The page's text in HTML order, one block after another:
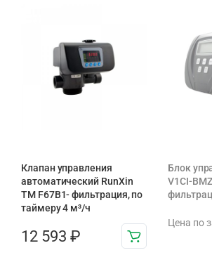
Клапан управления
автоматический RunXin
TM F67В1- фильтрация, по
таймеру 4 м³/ч
12 593 ₽
Блок
V1CI-
Цена по